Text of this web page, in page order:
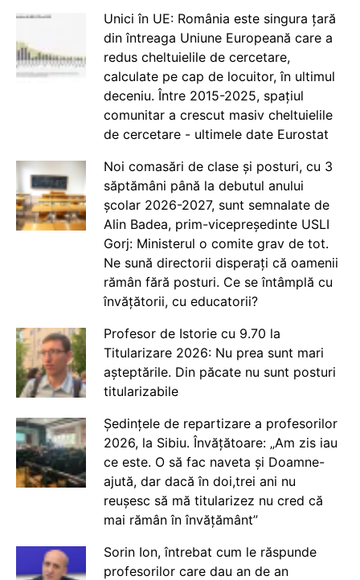
Unici în UE: România este singura țară
din întreaga Uniune Europeană care a
redus cheltuielile de cercetare,
calculate pe cap de locuitor, în ultimul
deceniu. Între 2015-2025, spațiul
comunitar a crescut masiv cheltuielile
de cercetare - ultimele date Eurostat
Noi comasări de clase și posturi, cu 3
săptămâni până la debutul anului
școlar 2026-2027, sunt semnalate de
Alin Badea, prim-vicepreședinte USLI
Gorj: Ministerul o comite grav de tot.
Ne sună directorii disperați că oamenii
rămân fără posturi. Ce se întâmplă cu
învățătorii, cu educatorii?
Profesor de Istorie cu 9.70 la
Titularizare 2026: Nu prea sunt mari
așteptările. Din păcate nu sunt posturi
titularizabile
Ședințele de repartizare a profesorilor
2026, la Sibiu. Învățătoare: „Am zis iau
ce este. O să fac naveta și Doamne-
ajută, dar dacă în doi,trei ani nu
reușesc să mă titularizez nu cred că
mai rămân în învățământ”
Sorin Ion, întrebat cum le răspunde
profesorilor care dau an de an